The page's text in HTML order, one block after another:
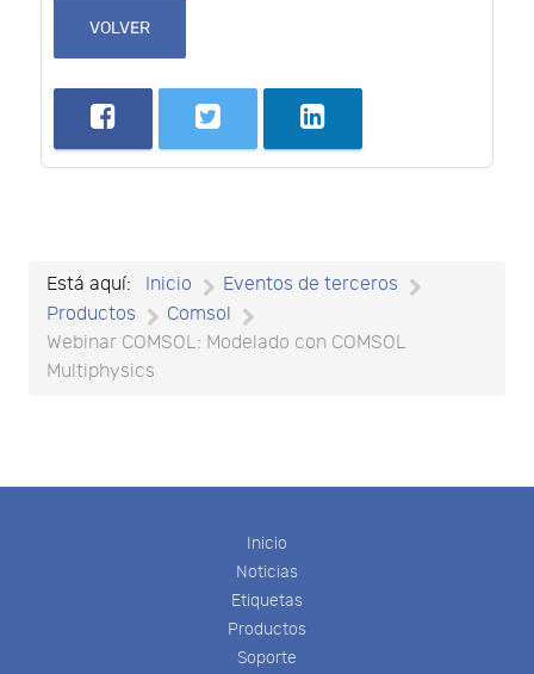
VOLVER
Está aquí: Inicio
Eventos de terceros
Productos
Comsol
Webinar COMSOL: Modelado con COMSOL
Multiphysics
Inicio
Noticias
Etiquetas
Productos
Soporte